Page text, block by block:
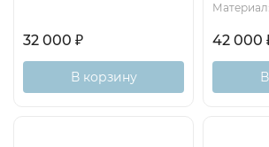
32 000 ₽
В корзину
Материал:
42 000